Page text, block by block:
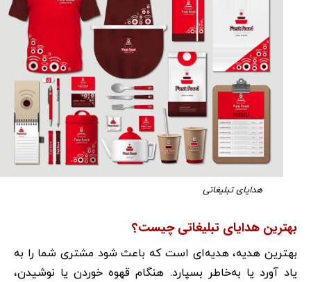
هدایای تبلیغاتی
بهترین هدایای تبلیغاتی چیست؟
بهترین هدیه، هدیه‌ای است که باعث شود مشتری شما را به
یاد آورد یا به‌خاطر بسپارد. هنگام قهوه خوردن یا نوشیدن،